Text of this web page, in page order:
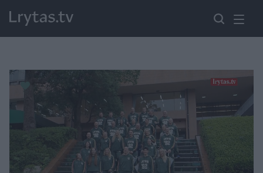
Paremkite Ukrainą